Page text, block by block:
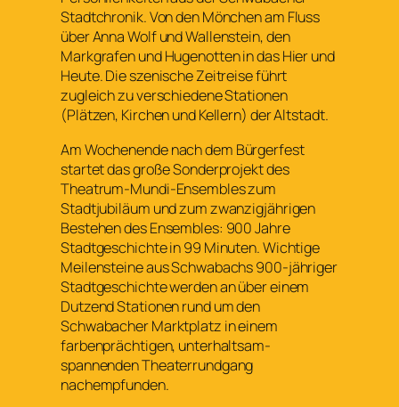
Stadtchronik. Von den Mönchen am Fluss
über Anna Wolf und Wallenstein, den
Markgrafen und Hugenotten in das Hier und
Heute. Die szenische Zeitreise führt
zugleich zu verschiedene Stationen
(Plätzen, Kirchen und Kellern) der Altstadt.
Am Wochenende nach dem Bürgerfest
startet das große Sonderprojekt des
Theatrum-Mundi-Ensembles zum
Stadtjubiläum und zum zwanzigjährigen
Bestehen des Ensembles: 900 Jahre
Stadtgeschichte in 99 Minuten. Wichtige
Meilensteine aus Schwabachs 900-jähriger
Stadtgeschichte werden an über einem
Dutzend Stationen rund um den
Schwabacher Marktplatz in einem
farbenprächtigen, unterhaltsam-
spannenden Theaterrundgang
nachempfunden.